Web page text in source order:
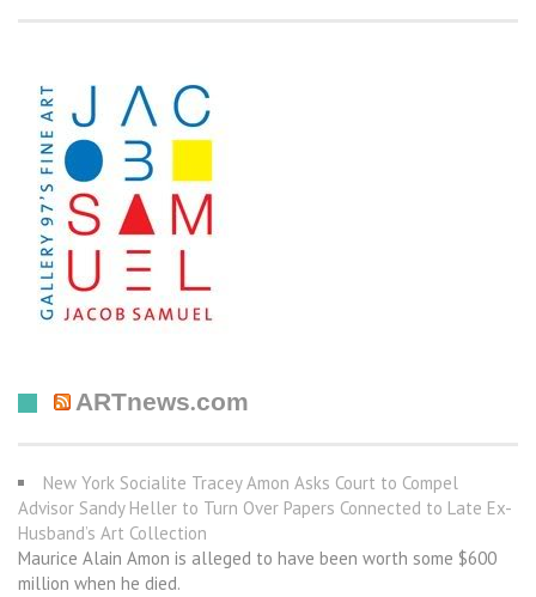
ARTnews.com
New York Socialite Tracey Amon Asks Court to Compel
Advisor Sandy Heller to Turn Over Papers Connected to Late Ex-
Husband’s Art Collection
Maurice Alain Amon is alleged to have been worth some $600
million when he died.